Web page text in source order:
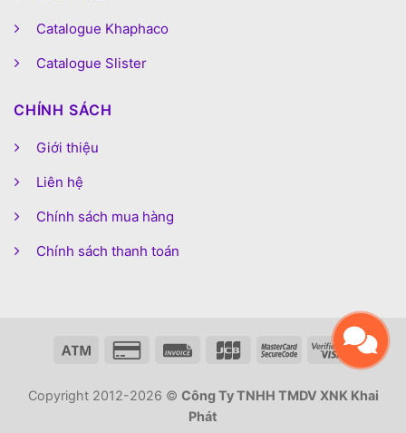
Catalogue Khaphaco
Catalogue Slister
CHÍNH SÁCH
Giới thiệu
Liên hệ
Chính sách mua hàng
Chính sách thanh toán
Copyright 2012-2026 © Công Ty TNHH TMDV XNK Khai
Phát